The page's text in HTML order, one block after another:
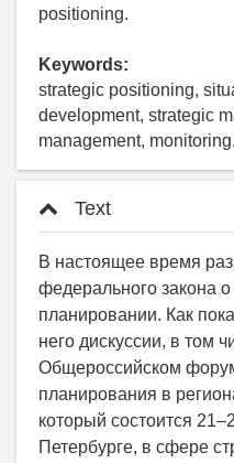
positioning.
Keywords:
strategic positioning,
development, strategic
management, monitoring.
Text
В настоящее время
федерального закона о
планировании. Как
него дискуссии, в том
Общероссийском
планирования в
который состоится
Петербурге, в сфере